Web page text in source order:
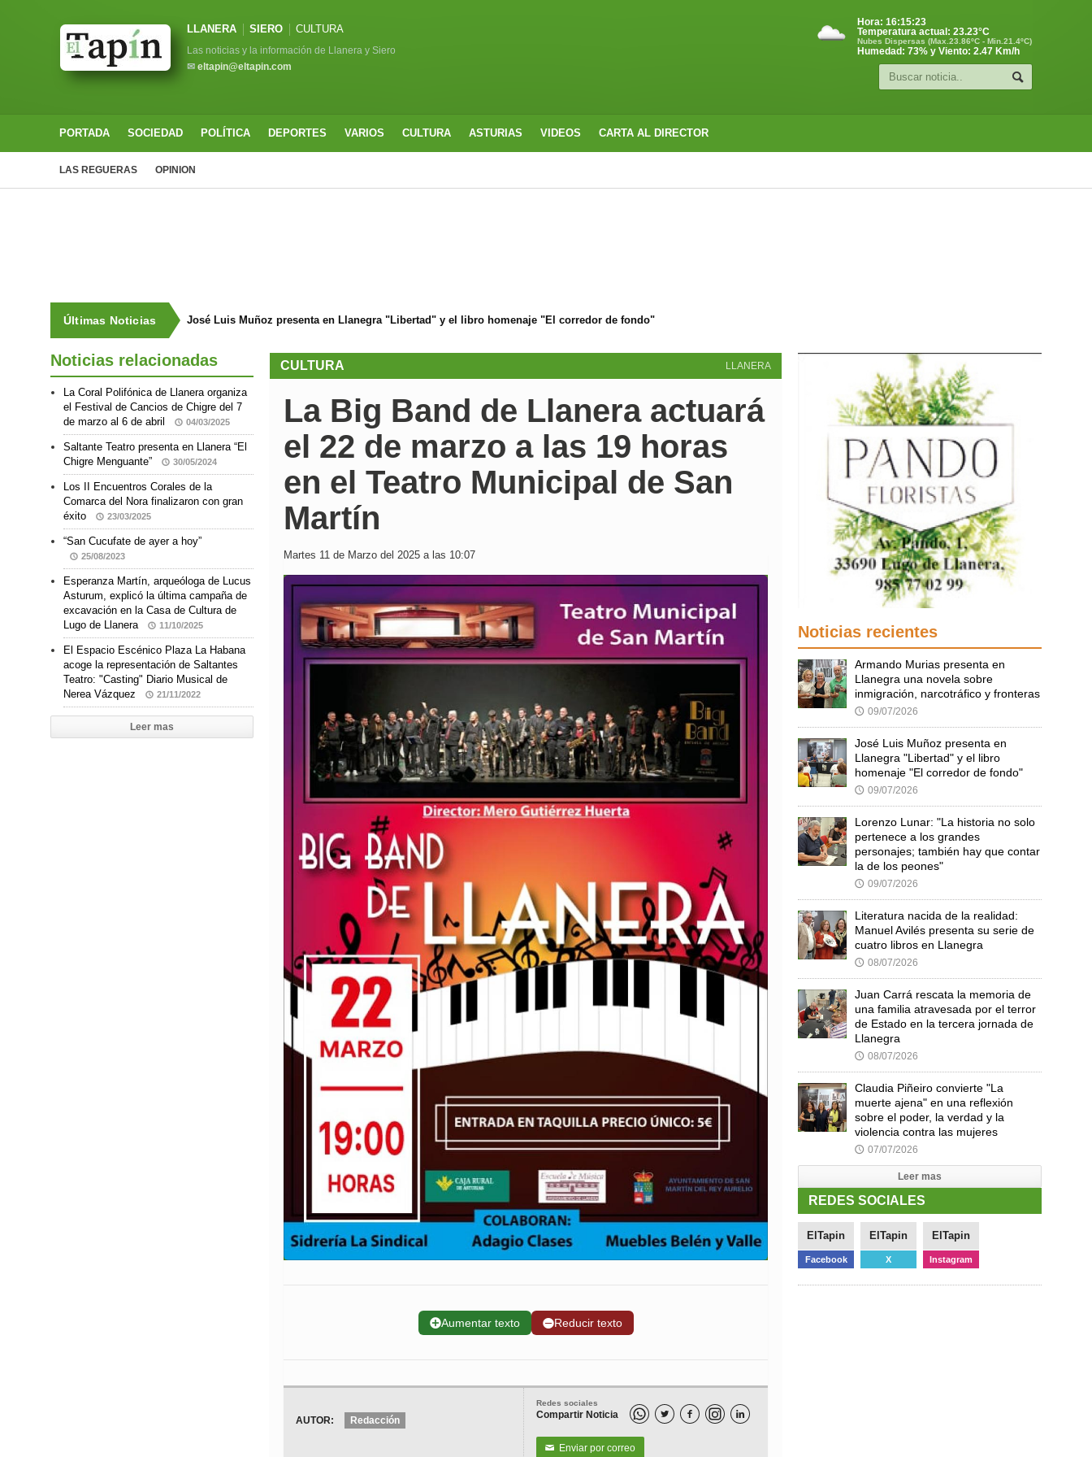
LLANERA SIERO CULTURA
Las noticias y la información de Llanera y Siero
✉ eltapin@eltapin.com
Hora: 16:15:23
Temperatura actual: 23.23°C
Nubes Dispersas (Max.23.86ºC - Min.21.4ºC)
Humedad: 73% y Viento: 2.47 Km/h
PORTADA SOCIEDAD POLÍTICA DEPORTES VARIOS CULTURA ASTURIAS VIDEOS CARTA AL DIRECTOR
LAS REGUERAS OPINION
Últimas Noticias José Luis Muñoz presenta en Llanegra "Libertad" y el libro homenaje "El corredor de fondo"
LLANERA
CULTURA
La Big Band de Llanera actuará
el 22 de marzo a las 19 horas
en el Teatro Municipal de San
Martín
Martes 11 de Marzo del 2025 a las 10:07
➕Aumentar texto ➖Reducir texto
Redes sociales
Compartir Noticia   
✉ Enviar por correo
AUTOR: Redacción
Noticias relacionadas
La Coral Polifónica de Llanera organiza
el Festival de Cancios de Chigre del 7
de marzo al 6 de abril
04/03/2025
Saltante Teatro presenta en Llanera “El
Chigre Menguante”
30/05/2024
Los II Encuentros Corales de la
Comarca del Nora finalizaron con gran
éxito
23/03/2025
“San Cucufate de ayer a hoy”
25/08/2023
Esperanza Martín, arqueóloga de Lucus
Asturum, explicó la última campaña de
excavación en la Casa de Cultura de
Lugo de Llanera
11/10/2025
El Espacio Escénico Plaza La Habana
acoge la representación de Saltantes
Teatro: "Casting" Diario Musical de
Nerea Vázquez
21/11/2022
Leer mas
Noticias recientes
Armando Murias presenta en
Llanegra una novela sobre
inmigración, narcotráfico y fronteras
🕔 09/07/2026
José Luis Muñoz presenta en
Llanegra "Libertad" y el libro
homenaje "El corredor de fondo"
🕔 09/07/2026
Lorenzo Lunar: "La historia no solo
pertenece a los grandes
personajes; también hay que contar
la de los peones"
🕔 09/07/2026
Literatura nacida de la realidad:
Manuel Avilés presenta su serie de
cuatro libros en Llanegra
🕔 08/07/2026
Juan Carrá rescata la memoria de
una familia atravesada por el terror
de Estado en la tercera jornada de
Llanegra
🕔 08/07/2026
Claudia Piñeiro convierte "La
muerte ajena" en una reflexión
sobre el poder, la verdad y la
violencia contra las mujeres
🕔 07/07/2026
Leer mas
REDES SOCIALES
ElTapin
Facebook
ElTapin
X
ElTapin
Instagram